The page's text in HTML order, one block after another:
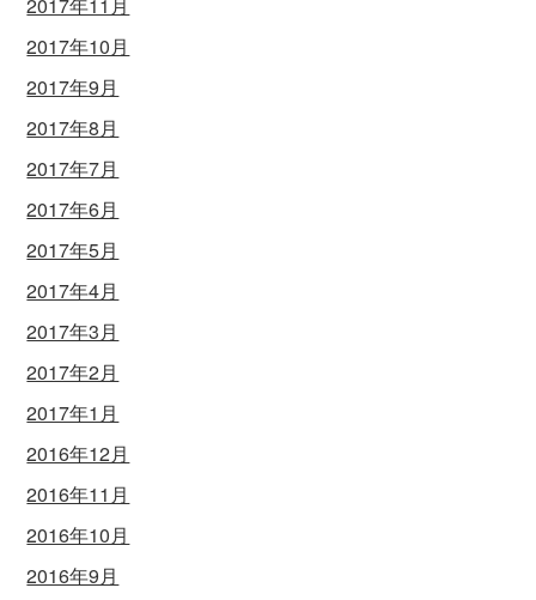
2017年10月
2017年9月
2017年8月
2017年7月
2017年6月
2017年5月
2017年4月
2017年3月
2017年2月
2017年1月
2016年12月
2016年11月
2016年10月
2016年9月